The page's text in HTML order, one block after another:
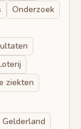
Onderzoek
ziekten
Gelderland